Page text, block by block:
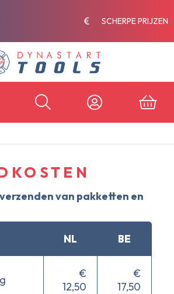
SCHERPE PRIJZEN
.....
van pakketten en
NL BE
€
12,50
€
17,50